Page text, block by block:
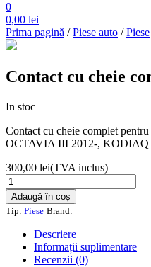
0
0,00 lei
Prima pagină /Piese auto /Piese
Contact cu cheie
In stoc
Contact cu cheie complet
OCTAVIA III 2012-,
300,00 lei(TVA inclus)
Cantitate
Contact
cu
cheie
complet
pentru
VW
Adaugă în coș
Tip: Piese Brand:
Descriere
Informații suplimentare
Recenzii (0)